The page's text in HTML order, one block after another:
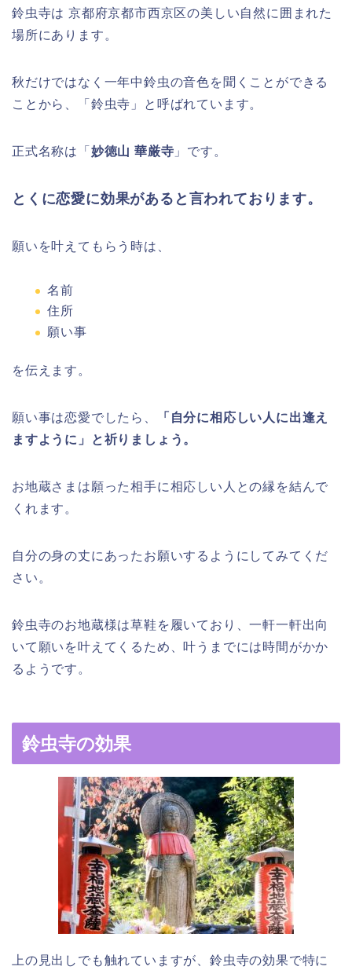
鈴虫寺は 京都府京都市西京区の美しい自然に囲まれた
場所にあります。
秋だけではなく一年中鈴虫の音色を聞くことができる
ことから、「鈴虫寺」と呼ばれています。
正式名称は「 妙徳山 華厳寺 」です。
とくに恋愛に効果があると言われております。
願いを叶えてもらう時は、
名前
住所
願い事
を伝えます。
願い事は恋愛でしたら、
「自分に相応しい人に出逢え
ますように」と祈りましょう。
お地蔵さまは願った相手に相応しい人との縁を結んで
くれます。
自分の身の丈にあったお願いするようにしてみてくだ
さい。
鈴虫寺のお地蔵様は草鞋を履いており、一軒一軒出向
いて願いを叶えてくるため、叶うまでには時間がかか
るようです。
鈴虫寺の効果
上の見出しでも触れていますが、鈴虫寺の効果で特に